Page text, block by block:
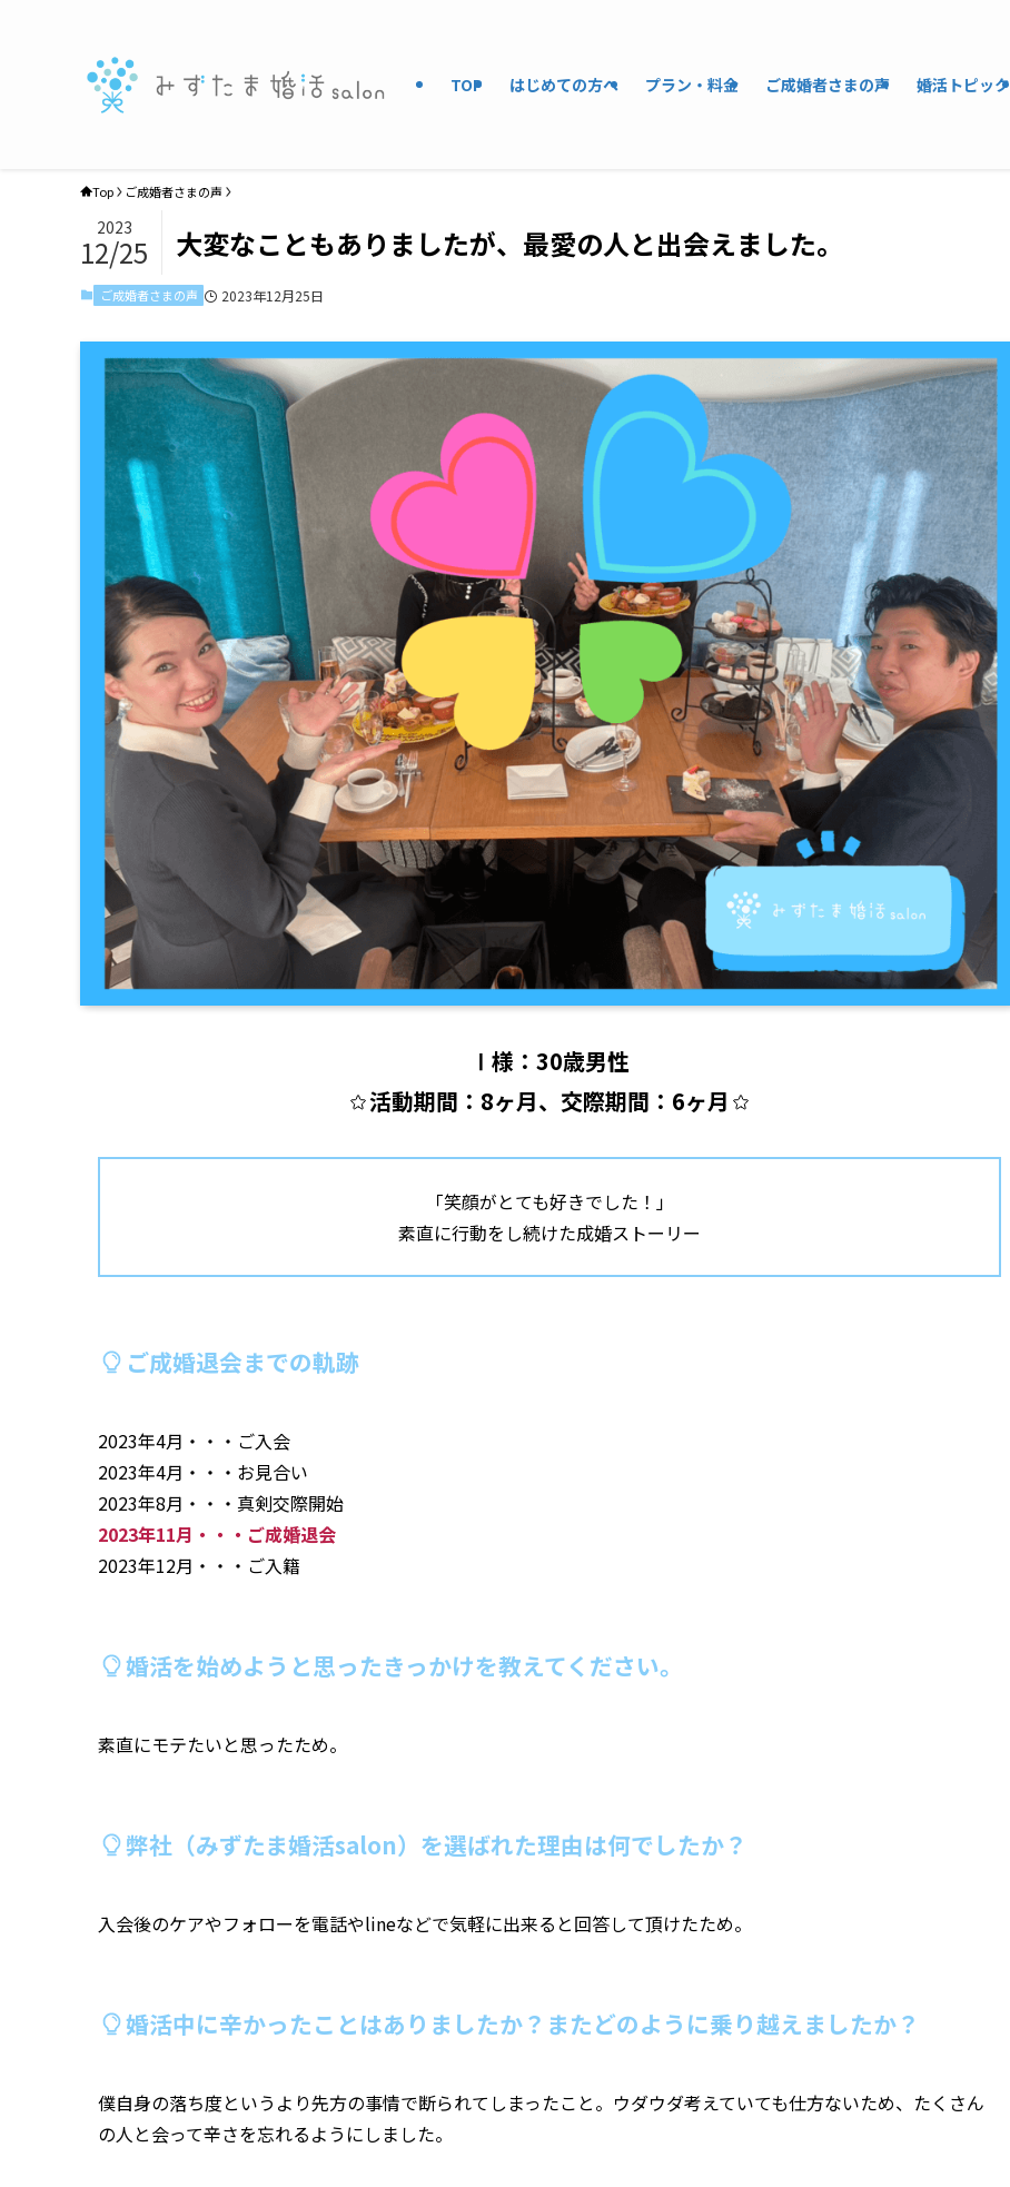
TOP はじめての方へ プラン・料金 ご成婚者さまの声 婚活トピック
Top ご成婚者さまの声
大変なこともありましたが、最愛の人と出会えました。
2023
12/25
ご成婚者さまの声 2023年12月25日
Ⅰ様：30歳男性
活動期間：8ヶ月、交際期間：6ヶ月
「笑顔がとても好きでした！」
素直に行動をし続けた成婚ストーリー
ご成婚退会までの軌跡
2023年4月・・・ご入会
2023年4月・・・お見合い
2023年8月・・・真剣交際開始
2023年11月・・・ご成婚退会
2023年12月・・・ご入籍
婚活を始めようと思ったきっかけを教えてください。
素直にモテたいと思ったため。
弊社（みずたま婚活salon）を選ばれた理由は何でしたか？
入会後のケアやフォローを電話やlineなどで気軽に出来ると回答して頂けたため。
婚活中に辛かったことはありましたか？またどのように乗り越えましたか？
僕自身の落ち度というより先方の事情で断られてしまったこと。ウダウダ考えていても仕方ないため、たくさん
の人と会って辛さを忘れるようにしました。